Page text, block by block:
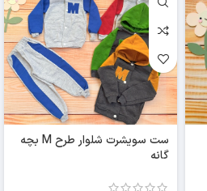
ست سویشرت شلوار طرح M بچه
گانه